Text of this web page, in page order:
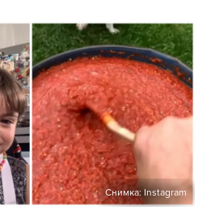
Снимка: Instagram